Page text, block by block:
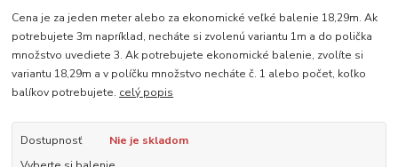
Cena je za jeden meter alebo za ekonomické veľké balenie 18,29m. Ak
potrebujete 3m napríklad, necháte si zvolenú variantu 1m a do polička
množstvo uvediete 3. Ak potrebujete ekonomické balenie, zvolíte si
variantu 18,29m a v políčku množstvo necháte č. 1 alebo počet, koľko
balíkov potrebujete. celý popis
Dostupnosť
Nie je skladom